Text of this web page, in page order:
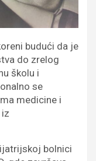
budući da je
do zrelog
školu i
se
medicine i
bolnici